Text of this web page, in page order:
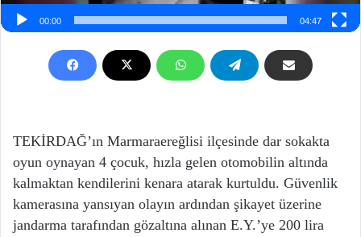
00:00 04:47
TEKİRDAĞ’ın Marmaraereğlisi ilçesinde dar sokakta
oyun oynayan 4 çocuk, hızla gelen otomobilin altında
kalmaktan kendilerini kenara atarak kurtuldu. Güvenlik
kamerasına yansıyan olayın ardından şikayet üzerine
jandarma tarafından gözaltına alınan E.Y.’ye 200 lira